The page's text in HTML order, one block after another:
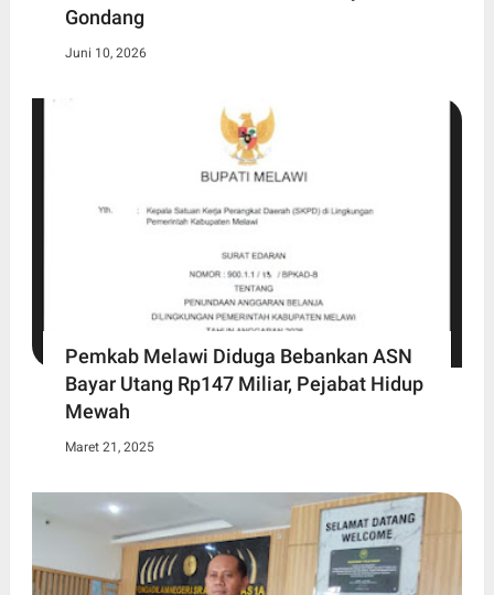
Gondang
Juni 10, 2026
Pemkab Melawi Diduga Bebankan ASN
Bayar Utang Rp147 Miliar, Pejabat Hidup
Mewah
Maret 21, 2025